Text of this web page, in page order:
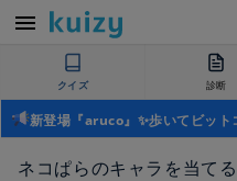
クイズ 診断
新登場『aruco』✨歩いてビッ
ネコぱらのキャラを当て